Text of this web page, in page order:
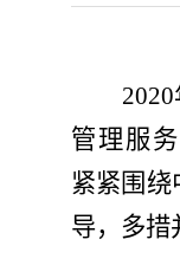
2020
管理服
紧紧围
导，多措